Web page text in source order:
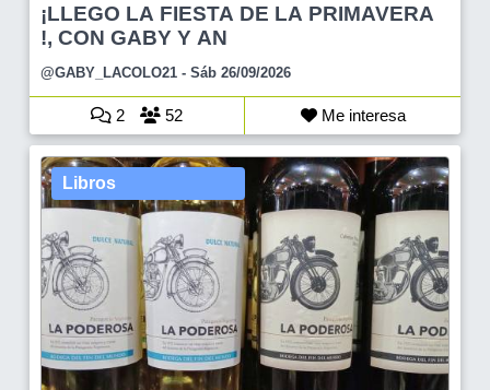
¡LLEGO LA FIESTA DE LA PRIMAVERA
!, CON GABY Y AN
@GABY_LACOLO21 - Sáb 26/09/2026
2 52 Me interesa
Libros